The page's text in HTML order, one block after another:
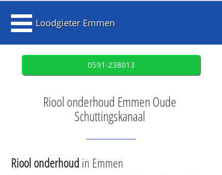
Loodgieter Emmen
0591-238013
Riool onderhoud Emmen Oude
Schuttingskanaal
Riool onderhoudin Emmen